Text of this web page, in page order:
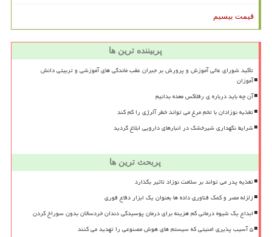
قیمت بیسیم
پربیننده ترین ها
تأکید شورای عالی آموزش و پرورش بر جبران عقب ماندگی های آموزشی و تربیتی دانش
آموزان
آن چه باید درباره ی رفلاکس معده بدانیم
تغذیه نوزادان با تخم مرغ می تواند خطر آلرژی را کم کند
شرایط نگهداری شیرخشک در انبارهای دارویی ابلاغ گردید
پربحث ترین ها
تغذیه پدر می تواند بر سلامت نوزاد تاثیر بگذارد
زلزله مصر و کمک فناوری داده ها بعنوان یک ابزار دفاع فوری
ابداع یک شیوه درمانی کم هزینه برای درمان پوسیدگی دندان خردسالان بدون سوراخ کردن
۵ آسیب پذیری امنیتی که سیستم های هوش مصنوعی را تهدید می کنند